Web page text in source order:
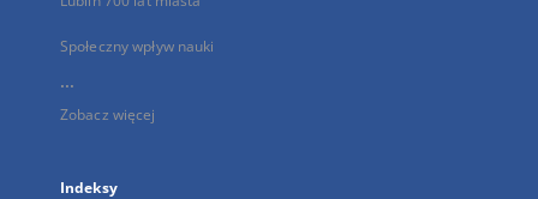
Społeczny wpływ nauki
...
Zobacz więcej
Indeksy